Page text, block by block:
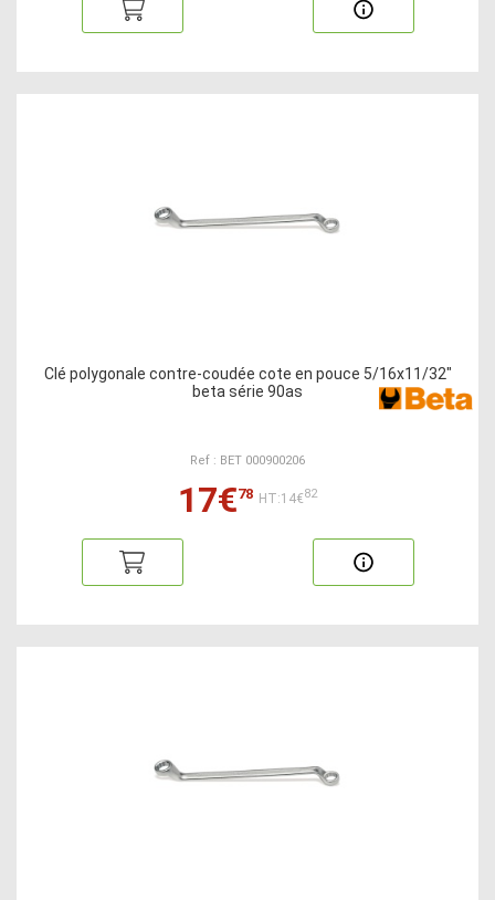
Clé polygonale contre-coudée cote en pouce 5/16x11/32"
beta série 90as
Ref : BET 000900206
17€78 HT:14€82